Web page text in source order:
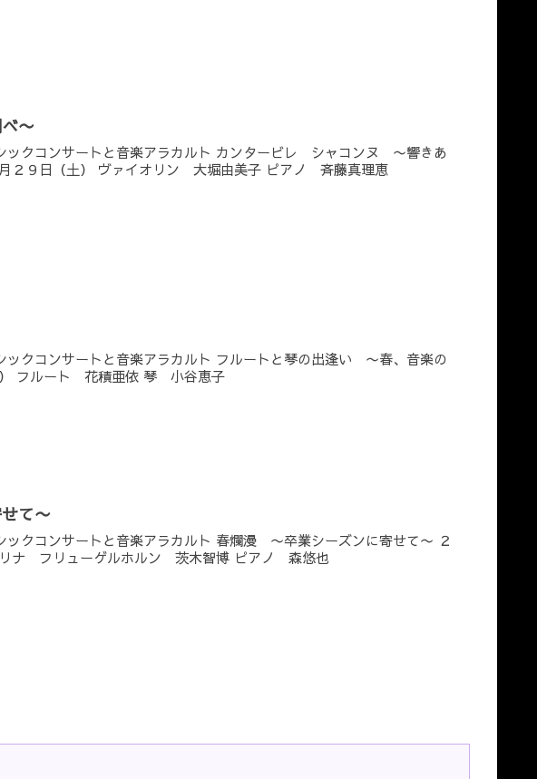
〜
クコンサートと音楽アラカルト カンタービレ シャコンヌ 〜響きあ
２９日（土） ヴァイオリン 大堀由美子 ピアノ 斉藤真理恵
クコンサートと音楽アラカルト フルートと琴の出逢い 〜春、音楽の
） フルート 花積亜依 琴 小谷恵子
て〜
クコンサートと音楽アラカルト 春爛漫 〜卒業シーズンに寄せて〜 ２
ナ フリューゲルホルン 茨木智博 ピアノ 森悠也